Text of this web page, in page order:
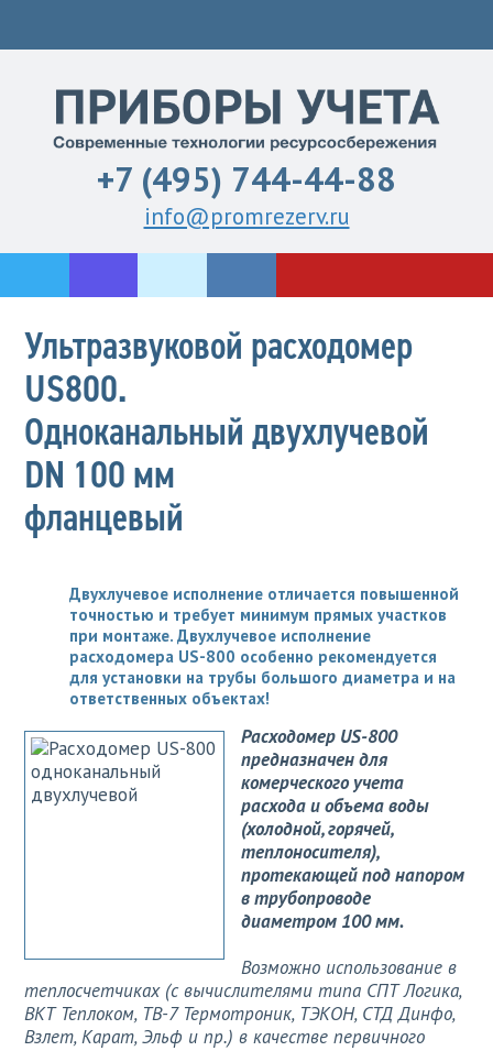
+7 (495) 744-44-88
info@promrezerv.ru
Ультразвуковой расходомер
US800.
Одноканальный двухлучевой
DN 100 мм
фланцевый
Двухлучевое исполнение отличается повышенной
точностью и требует минимум прямых участков
при монтаже. Двухлучевое исполнение
расходомера US-800 особенно рекомендуется
для установки на трубы большого диаметра и на
ответственных объектах!
Расходомер US-800
предназначен для
комерческого учета
расхода и объема воды
(холодной, горячей,
теплоносителя),
протекающей под напором
в трубопроводе
диаметром 100 мм.
Возможно использование в
теплосчетчиках (с вычислителями типа СПТ Логика,
ВКТ Теплоком, ТВ-7 Термотроник, ТЭКОН, СТД Динфо,
Взлет, Карат, Эльф и пр.) в качестве первичного